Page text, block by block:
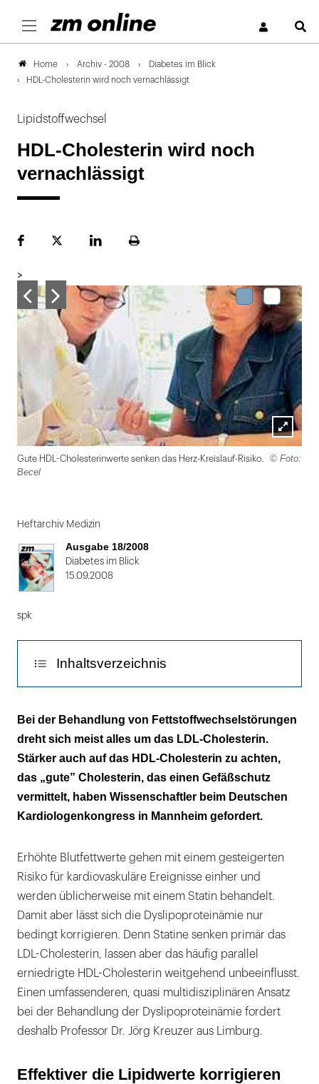
Home Archiv - 2008
Diabetes im Blick
HDL-Cholesterin wird noch vernachlässigt
Lipidstoffwechsel
HDL-Cholesterin wird noch
vernachlässigt
FacebookPlattformLinekdInSeite
>
Lightbox
öffnen
Gute HDL-Cholesterinwerte senken das Herz-Kreislauf-Risiko.
© Foto:
Becel
1
von
2
Heftarchiv Medizin
Ausgabe 18/2008
Diabetes im Blick
15.09.2008
spk
Inhaltsverzeichnis
Effektiver die Lipidwerte korrigieren
Bei der Behandlung von Fettstoffwechselstörungen
dreht sich meist alles um das LDL-Cholesterin.
Stärker auch auf das HDL-Cholesterin zu achten,
das „gute” Cholesterin, das einen Gefäßschutz
vermittelt, haben Wissenschaftler beim Deutschen
Kardiologenkongress in Mannheim gefordert.
Erhöhte Blutfettwerte gehen mit einem gesteigerten
Risiko für kardiovaskuläre Ereignisse einher und
werden üblicherweise mit einem Statin behandelt.
Damit aber lässt sich die Dyslipoproteinämie nur
bedingt korrigieren. Denn Statine senken primär das
LDL-Cholesterin, lassen aber das häufig parallel
erniedrigte HDL-Cholesterin weitgehend unbeeinflusst.
Einen umfassenderen, quasi multidisziplinären Ansatz
bei der Behandlung der Dyslipoproteinämie fordert
deshalb Professor Dr. Jörg Kreuzer aus Limburg.
Effektiver die Lipidwerte korrigieren